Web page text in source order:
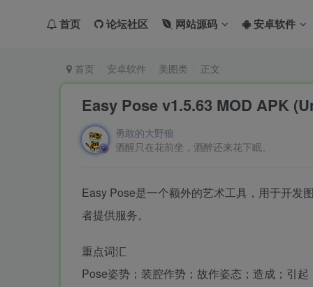
首页 论坛社区 网站源码 安卓软件
首页 安卓软件 美图类 正文
Easy Pose v1.5.63 MOD APK
勇敢的大野狼
酒醒只在花前坐，酒醉还来花下眠。
Easy Pose是一个额外的艺术工具，用于开发
者提供服务。
重点词汇
Pose姿势；装腔作势；故作姿态；造成；引